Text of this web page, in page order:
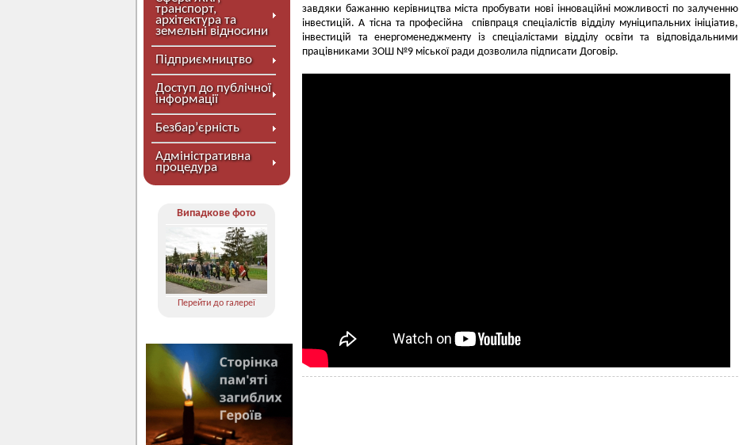
транспорт,
архітектура та
земельні відносини
Підприємництво
Доступ до публічної
інформації
Безбар’єрність
Адміністративна
процедура
Випадкове фото
Перейти до галереї
завдяки бажанню керівництва міста пробувати нові інноваційні можливості по залученню
інвестицій. А тісна та професійна співпраця спеціалістів відділу муніципальних ініціатив,
інвестицій та енергоменеджменту із спеціалістами відділу освіти та відповідальними
працівниками ЗОШ №9 міської ради дозволила підписати Договір.